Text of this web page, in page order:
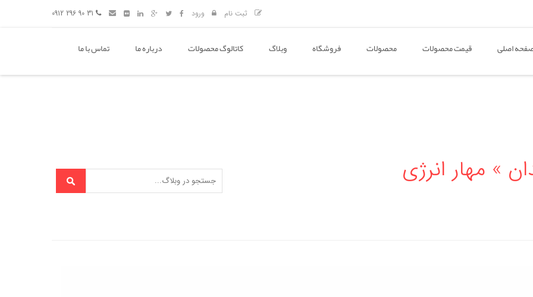
ثبت نام ورود
اصلی قیمت محصولات محصولات فروشگاه وبلاگ کاتالوگ محصولات درباره ما تماس با ما
» مهار انرژی